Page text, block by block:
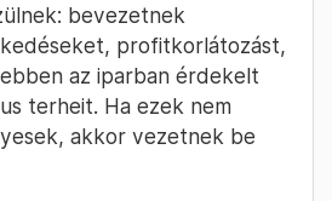
bevezetnek
profitkorlátozást,
az iparban érdekelt
terheit. Ha ezek nem
akkor vezetnek be